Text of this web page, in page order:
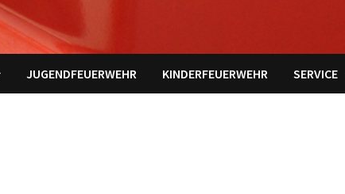
JUGENDFEUERWEHR KINDERFEUERWEHR SERVICE